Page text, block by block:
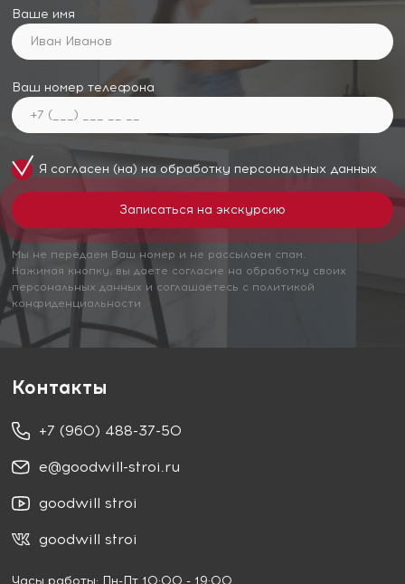
Ваше имя
Ваш номер телефона
Я согласен (на) на обработку персональных данных
Мы не передаем Ваш номер и не рассылаем спам.
Нажимая кнопку, вы даете согласие на обработку своих
персональных данных и соглашаетесь с политикой
конфиденциальности
Контакты
+7 (960) 488-37-50
e@goodwill-stroi.ru
goodwill stroi
goodwill stroi
Часы работы: Пн-Пт 10:00 - 19:00